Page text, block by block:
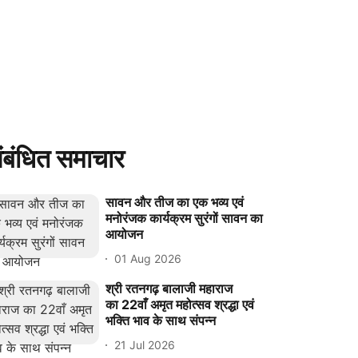
समाचार
सावन और तीज का एक भव्य एवं
मनोरंजक कार्यक्रम सुरंगों सावन का
आयोजन
01 Aug 2026
श्री रतनगढ़ बालाजी महाराज
का 22वाँ अमृत महोत्सव श्रद्धा एवं
भक्ति भाव के साथ संपन्न
21 Jul 2026